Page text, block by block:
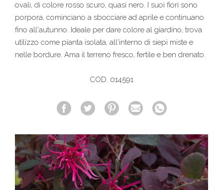
ovali, di colore rosso scuro, quasi nero. I suoi fiori sono
porpora, cominciano a sbocciare ad aprile e continuano
fino all'autunno. Ideale per dare colore al giardino, trova
utilizzo come pianta isolata, all'interno di siepi miste e
nelle bordure. Ama il terreno fresco, fertile e ben drenato.
COD. 014591